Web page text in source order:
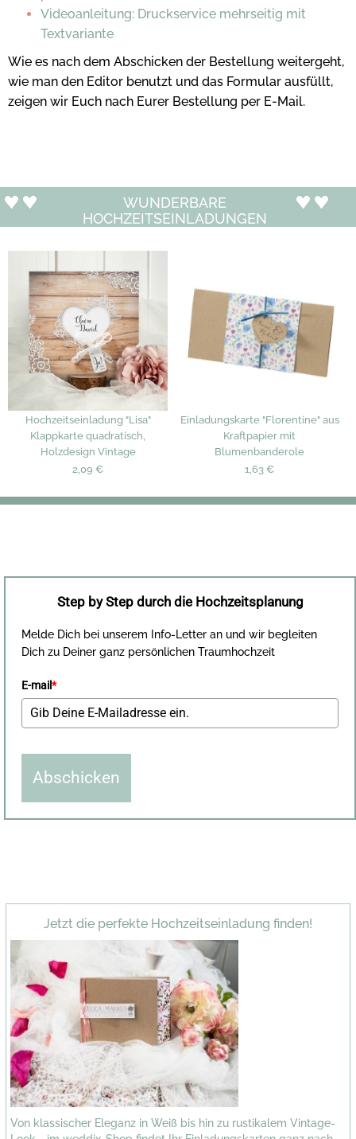
Videoanleitung: Druckservice mehrseitig mit
Textvariante
Wie es nach dem Abschicken der Bestellung weitergeht,
wie man den Editor benutzt und das Formular ausfüllt,
zeigen wir Euch nach Eurer Bestellung per E-Mail.
WUNDERBARE
HOCHZEITSEINLADUNGEN
Hochzeitseinladung "Lisa"
Klappkarte quadratisch,
Holzdesign Vintage
2,09 €
Einladungskarte "Florentine" aus
Kraftpapier mit
Blumenbanderole
1,63 €
Step by Step durch die Hochzeitsplanung
Melde Dich bei unserem Info-Letter an und wir begleiten
Dich zu Deiner ganz persönlichen Traumhochzeit
E-mail*
Abschicken
Jetzt die perfekte Hochzeitseinladung finden!
Von klassischer Eleganz in Weiß bis hin zu rustikalem Vintage-